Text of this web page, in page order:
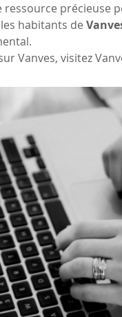
précieuse
habitants de
Vanves, visitez